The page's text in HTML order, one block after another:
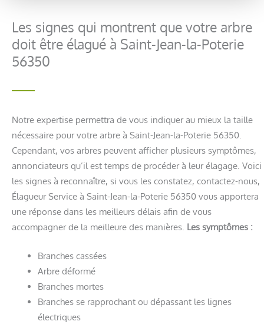
Les signes qui montrent que votre arbre
doit être élagué à Saint-Jean-la-Poterie
56350
Notre expertise permettra de vous indiquer au mieux la taille
nécessaire pour votre arbre à Saint-Jean-la-Poterie 56350.
Cependant, vos arbres peuvent afficher plusieurs symptômes,
annonciateurs qu’il est temps de procéder à leur élagage. Voici
les signes à reconnaître, si vous les constatez, contactez-nous,
Élagueur Service à Saint-Jean-la-Poterie 56350 vous apportera
une réponse dans les meilleurs délais afin de vous
accompagner de la meilleure des manières. Les symptômes :
Branches cassées
Arbre déformé
Branches mortes
Branches se rapprochant ou dépassant les lignes
électriques